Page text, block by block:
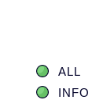
ALL
INFO